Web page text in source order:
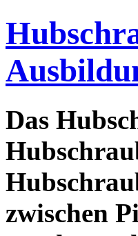
Das
zwischen